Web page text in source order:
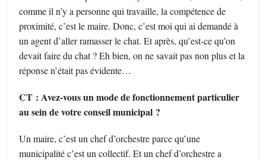
comme il n’y a personne qui travaille, la compétence de
proximité, c’est le maire. Donc, c’est moi qui ai demandé à
un agent d’aller ramasser le chat. Et après, qu’est-ce qu’on
devait faire du chat ? Eh bien, on ne savait pas non plus et la
réponse n’était pas évidente…
CT : Avez-vous un mode de fonctionnement particulier
au sein de votre conseil municipal ?
Un maire, c’est un chef d’orchestre parce qu’une
municipalité c’est un collectif. Et un chef d’orchestre a